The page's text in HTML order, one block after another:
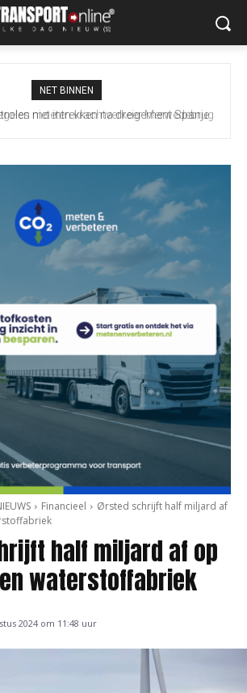
NET BINNEN
moeten vrachtverkeer Merwedebrug
Financieel
Ørsted schrijft half miljard af
half miljard af op
waterstoffabriek
2024 om 11:48 uur